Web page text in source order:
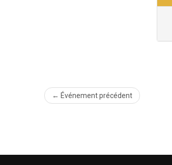
← Événement précédent